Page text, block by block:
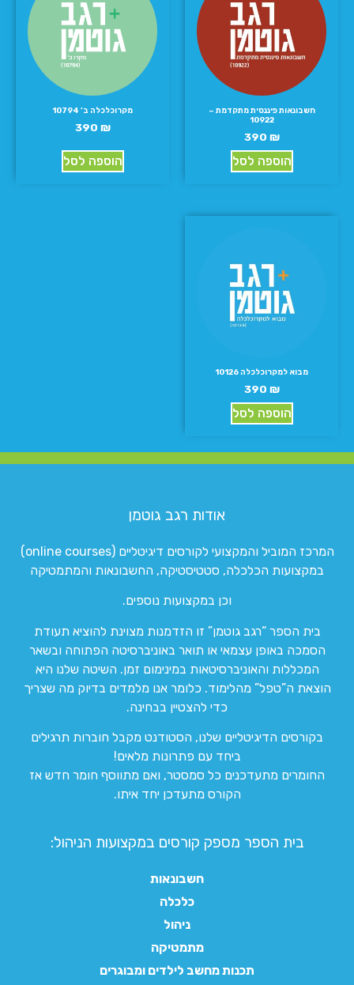
חשבונאות פיננסית מתקדמת –
10922
390 ₪
הוספה לסל
מקרוכלכלה ב’ 10794
390 ₪
הוספה לסל
מבוא למקרוכלכלה 10126
390 ₪
הוספה לסל
אודות רגב גוטמן
המרכז המוביל והמקצועי לקורסים דיגיטליים (online courses)
במקצועות הכלכלה, סטטיסטיקה, החשבונאות והמתמטיקה
וכן במקצועות נוספים.
בית הספר “רגב גוטמן” זו הזדמנות מצוינת להוציא תעודת
הסמכה באופן עצמאי או תואר באוניברסיטה הפתוחה ובשאר
המכללות והאוניברסיטאות במינימום זמן. השיטה שלנו היא
הוצאת ה”טפל” מהלימוד. כלומר אנו מלמדים בדיוק מה שצריך
כדי להצטיין בבחינה.
בקורסים הדיגיטליים שלנו, הסטודנט מקבל חוברות תרגילים
ביחד עם פתרונות מלאים!
החומרים מתעדכנים כל סמסטר, ואם מתווסף חומר חדש אז
הקורס מתעדכן יחד איתו.
בית הספר מספק קורסים במקצועות הניהול:
חשבונאות
כלכלה
ניהול
מתמטיקה
תכנות מחשב לילדים ומבוגרים